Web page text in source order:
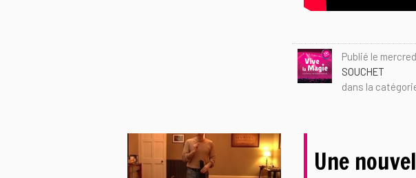
Publié le
SOUCHET
dans la
Une